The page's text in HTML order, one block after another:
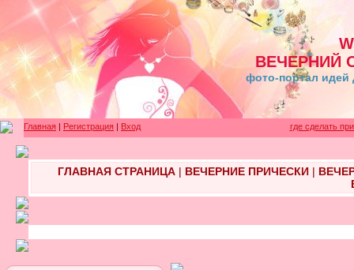
ВЕЧЕРНИЙ
фото-портал идей
Главная | Регистрация | Вход где сделать
ГЛАВНАЯ СТРАНИЦА| ВЕЧЕРНИЕ ПРИЧЕСКИ|